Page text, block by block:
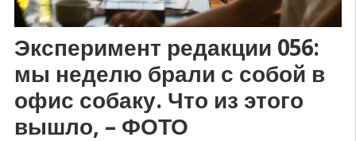
Эксперимент редакции 056:
мы неделю брали с собой в
офис собаку. Что из этого
вышло, – ФОТО